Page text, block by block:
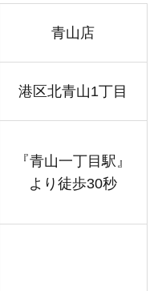
青山店
港区北青山1丁目
『青山一丁目駅』
より徒歩30秒